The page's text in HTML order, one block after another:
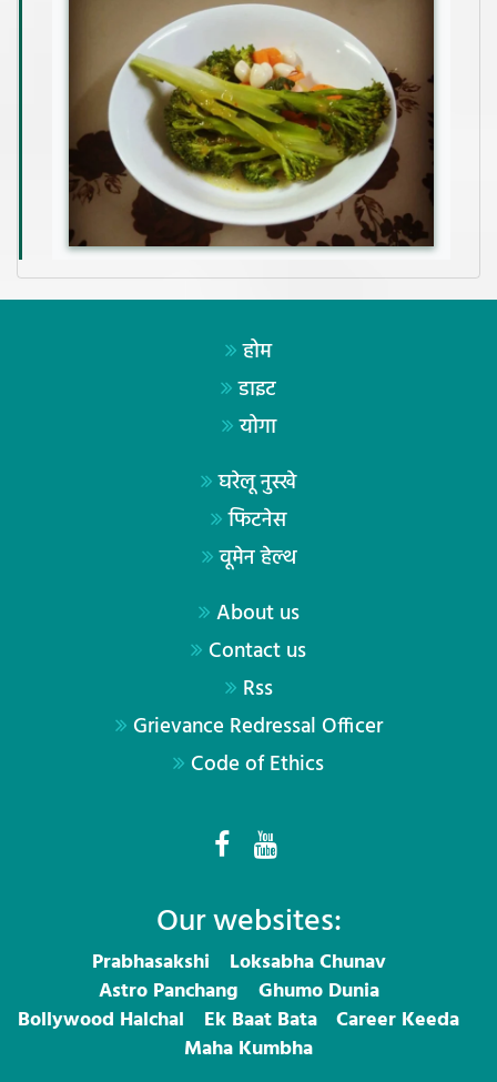
होम
डाइट
योगा
घरेलू नुस्खे
फिटनेस
वूमेन हेल्थ
About us
Contact us
Rss
Grievance Redressal Officer
Code of Ethics
Our websites:
Prabhasakshi
Loksabha Chunav
Astro Panchang
Ghumo Dunia
Bollywood Halchal
Ek Baat Bata
Career Keeda
Maha Kumbha